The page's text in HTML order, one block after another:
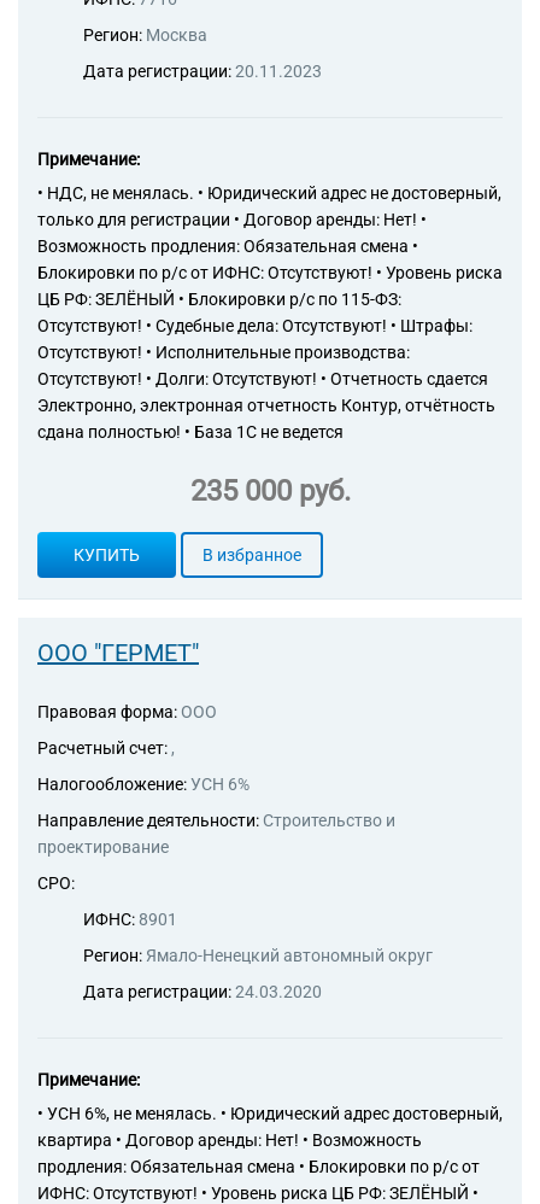
Регион: Москва
Дата регистрации:20.11.2023
Примечание:
• НДС, не менялась. • Юридический адрес не достоверный,
только для регистрации • Договор аренды: Нет! •
Возможность продления: Обязательная смена •
Блокировки по р/с от ИФНС: Отсутствуют! • Уровень риска
ЦБ РФ: ЗЕЛЁНЫЙ • Блокировки р/с по 115-ФЗ:
Отсутствуют! • Судебные дела: Отсутствуют! • Штрафы:
Отсутствуют! • Исполнительные производства:
Отсутствуют! • Долги: Отсутствуют! • Отчетность сдается
Электронно, электронная отчетность Контур, отчётность
сдана полностью! • База 1С не ведется
235 000 руб.
КУПИТЬ В избранное
ООО "ГЕРМЕТ"
Правовая форма: ООО
Расчетный счет: ,
Налогообложение:УСН 6%
Направление деятельности: Строительство и
проектирование
СРО:
ИФНС: 8901
Регион: Ямало-Ненецкий автономный округ
Дата регистрации:24.03.2020
Примечание:
• УСН 6%, не менялась. • Юридический адрес достоверный,
квартира • Договор аренды: Нет! • Возможность
продления: Обязательная смена • Блокировки по р/с от
ИФНС: Отсутствуют! • Уровень риска ЦБ РФ: ЗЕЛЁНЫЙ •